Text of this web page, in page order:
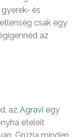
és
csak egy
az
az Agravi egy
ételeit